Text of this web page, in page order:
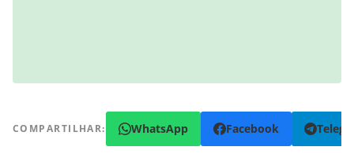
COMPARTILHAR: WhatsApp Facebook